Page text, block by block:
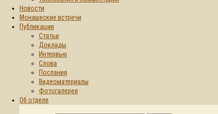
Новости
Монашеские встречи
Публикации
Статьи
Доклады
Интервью
Слова
Послания
Видеоматериалы
Фотогалерея
Об отделе
© 2015-2026. Синодальный отдел по
делам монастырей и монашеству БПЦ